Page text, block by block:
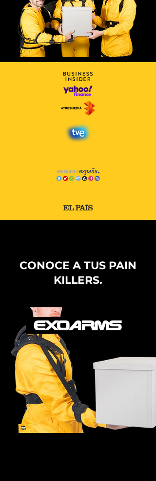
EXOARMS
CONOCE A TUS PAIN
KILLERS.